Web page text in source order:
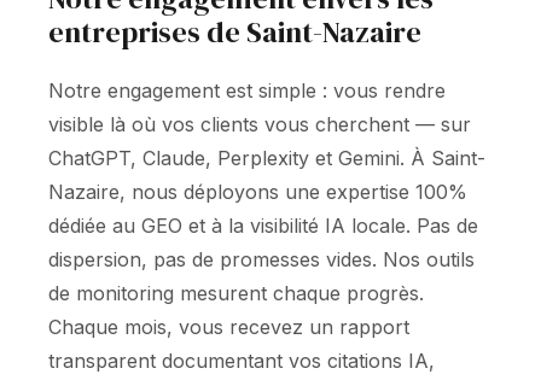
entreprises de Saint-Nazaire
Notre engagement est simple : vous rendre
visible là où vos clients vous cherchent — sur
ChatGPT, Claude, Perplexity et Gemini. À Saint-
Nazaire, nous déployons une expertise 100%
dédiée au GEO et à la visibilité IA locale. Pas de
dispersion, pas de promesses vides. Nos outils
de monitoring mesurent chaque progrès.
Chaque mois, vous recevez un rapport
transparent documentant vos citations IA,